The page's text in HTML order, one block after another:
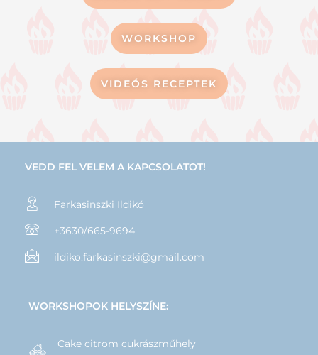
WORKSHOP
VIDEÓS RECEPTEK
VEDD FEL VELEM A KAPCSOLATOT!
Farkasinszki Ildikó
+3630/665-9694
ildiko.farkasinszki@gmail.com
WORKSHOPOK HELYSZÍNE:
Cake citrom cukrászműhely